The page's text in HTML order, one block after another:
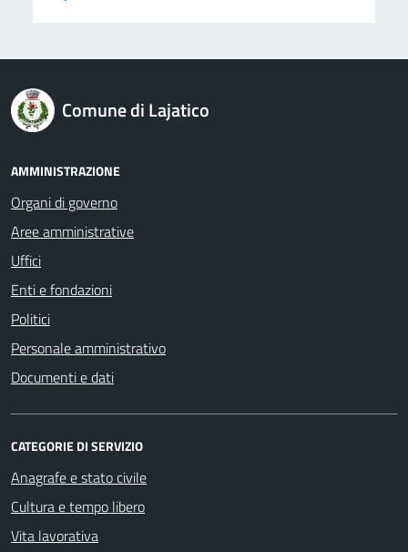
logo Unione Europea
Comune di Lajatico
AMMINISTRAZIONE
Organi di governo
Aree amministrative
Uffici
Enti e fondazioni
Politici
Personale amministrativo
Documenti e dati
CATEGORIE DI SERVIZIO
Anagrafe e stato civile
Cultura e tempo libero
Vita lavorativa